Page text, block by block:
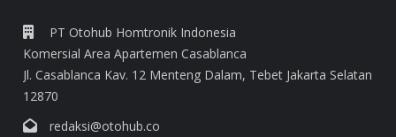
PT Otohub Homtronik Indonesia
Komersial Area Apartemen Casablanca
Jl. Casablanca Kav. 12 Menteng Dalam, Tebet Jakarta Selatan
12870
redaksi@otohub.co